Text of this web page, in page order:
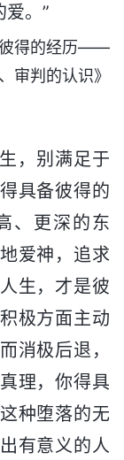
。”
得的经历——
审判的认识》
，别满足于
具备彼得的
、更深的东
爱神，追求
生，才是彼
极方面主动
消极后退，
理，你得具
种堕落的无
有意义的人